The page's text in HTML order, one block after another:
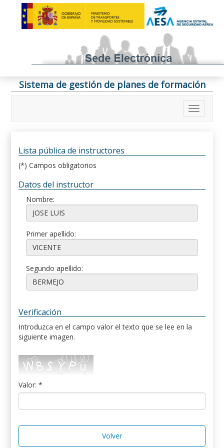
Sistema de gestión de planes de formación
Lista pública de instructores
(*) Campos obligatorios
Datos del instructor
Nombre:
Primer apellido:
Segundo apellido:
Verificación
Introduzca en el campo valor el texto que se lee en la
siguiente imagen.
Valor: *
Volver